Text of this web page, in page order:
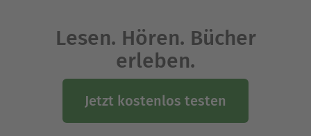
Lesen. Hören. Bücher
erleben.
Jetzt kostenlos testen